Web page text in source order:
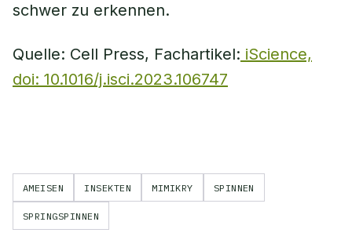
schwer zu erkennen.
Quelle: Cell Press, Fachartikel: iScience,
doi: 10.1016/j.isci.2023.106747
AMEISEN INSEKTEN MIMIKRY SPINNEN
SPRINGSPINNEN